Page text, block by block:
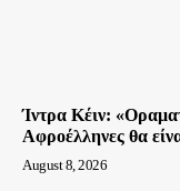
Ίντρα Κέιν:
Αφροέλληνες θα
August 8, 2026